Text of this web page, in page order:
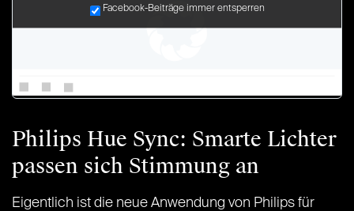
Facebook-Beiträge immer entsperren
Philips Hue Sync: Smarte Lichter
passen sich Stimmung an
Eigentlich ist die neue Anwendung von Philips für